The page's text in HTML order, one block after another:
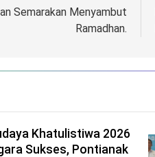
Semarakan Menyambut
Ramadhan.
Khatulistiwa 2026
Sukses, Pontianak